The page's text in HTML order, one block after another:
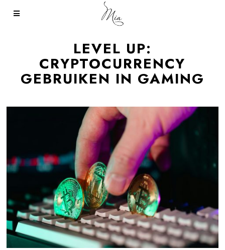
LEVEL UP:
CRYPTOCURRENCY
GEBRUIKEN IN GAMING